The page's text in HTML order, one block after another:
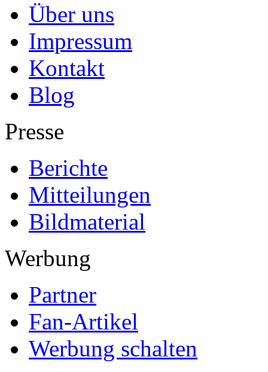
Über uns
Impressum
Kontakt
Blog
Presse
Berichte
Mitteilungen
Bildmaterial
Werbung
Partner
Fan-Artikel
Werbung schalten